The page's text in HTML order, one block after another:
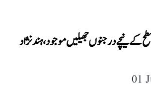
نیچے درجنوں جھیلیں موجود، ہند نژاد
01